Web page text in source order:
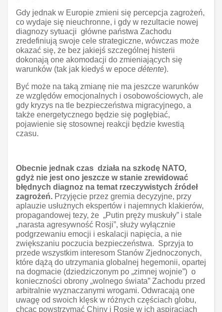
Gdy jednak w Europie zmieni się percepcja zagrożeń,
co wydaje się nieuchronne, i gdy w rezultacie nowej
diagnozy sytuacji główne państwa Zachodu
zredefiniują swoje cele strategiczne, wówczas może
okazać się, że bez jakiejś szczególnej histerii
dokonają one akomodacji do zmieniających się
warunków (tak jak kiedyś w epoce détente).
Być może na taką zmianę nie ma jeszcze warunków
ze względów emocjonalnych i osobowościowych, ale
gdy kryzys na tle bezpieczeństwa migracyjnego, a
także energetycznego będzie się pogłębiać,
pojawienie się stosownej reakcji będzie kwestią
czasu.
Obecnie jednak czas działa na szkodę NATO,
gdyż nie jest ono jeszcze w stanie zrewidować
błędnych diagnoz na temat rzeczywistych źródeł
zagrożeń. Przyjęcie przez gremia decyzyjne, przy
aplauzie usłużnych ekspertów i najemnych klakierów,
propagandowej tezy, że „Putin pręży muskuły” i stale
„narasta agresywność Rosji”, służy wyłącznie
podgrzewaniu emocji i eskalacji napięcia, a nie
zwiększaniu poczucia bezpieczeństwa. Sprzyja to
przede wszystkim interesom Stanów Zjednoczonych,
które dążą do utrzymania globalnej hegemonii, opartej
na dogmacie (dziedziczonym po „zimnej wojnie”) o
konieczności obrony „wolnego świata” Zachodu przed
arbitralnie wyznaczanymi wrogami. Odwracają one
uwagę od swoich klęsk w różnych częściach globu,
chcąc powstrzymać Chiny i Rosję w ich aspiracjach